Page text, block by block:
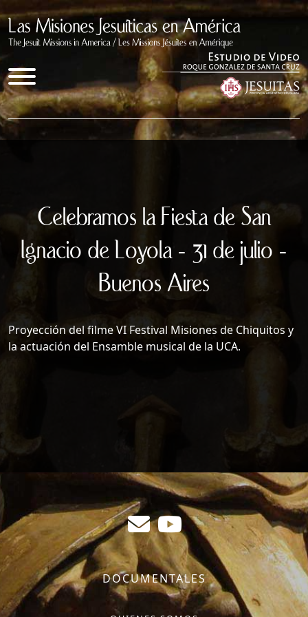
Quienes somos
Congresos
Celebramos la Fiesta de San
Ignacio de Loyola - 31 de julio -
Buenos Aires
Proyección del filme VI Festival Misiones de Chiquitos y
la actuación del Ensamble musical de la UCA.
DOCUMENTALES